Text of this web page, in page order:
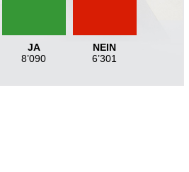
JA
8’090
NEIN
6’301